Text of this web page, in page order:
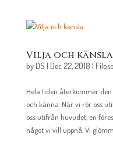
Vilja och känsla
byDS | Dec 22, 2018 |
Hela tiden återkommer
och känna. När vi rör oss
oss utifrån huvudet, en
något vi vill uppnå. Vi